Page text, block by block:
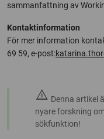
sammanfattning av
Kontaktinformation
För mer information
69 59, e-post:
warning Denna artikel
nyare forskning
sökfunktion!